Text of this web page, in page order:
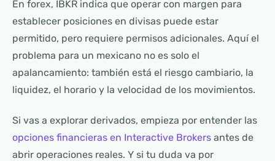
En forex, IBKR indica que operar con margen para
establecer posiciones en divisas puede estar
permitido, pero requiere permisos adicionales. Aquí el
problema para un mexicano no es solo el
apalancamiento: también está el riesgo cambiario, la
liquidez, el horario y la velocidad de los movimientos.
Si vas a explorar derivados, empieza por entender las
opciones financieras en Interactive Brokers antes de
abrir operaciones reales. Y si tu duda va por